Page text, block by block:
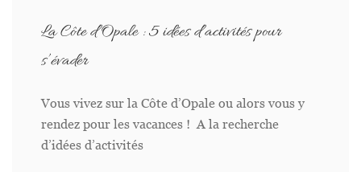
La Côte d’Opale : 5 idées d’activités pour
s’évader
Vous vivez sur la Côte d’Opale ou alors vous y
rendez pour les vacances ! A la recherche
d’idées d’activités